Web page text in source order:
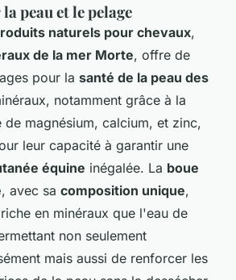
peau et le pelage
naturels pour chevaux,
de la mer Morte, offre de
pour la santé de la peau des
notamment grâce à la
de magnésium, calcium, et zinc,
leur capacité à garantir une
équine inégalée. La boue
, avec sa composition unique,
en minéraux que l'eau de
non seulement
mais aussi de renforcer les